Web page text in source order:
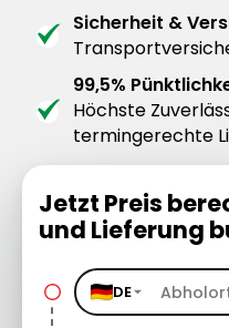
Sicherheit &
99,5%
Höchste
termingerechte
Jetzt Preis
und Lieferung
DE